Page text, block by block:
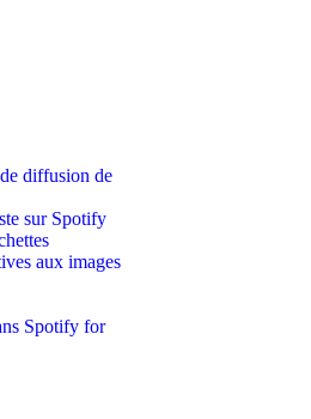
diffusion de
sur Spotify
aux images
Spotify for